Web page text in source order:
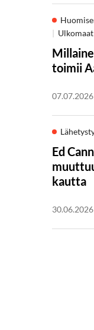
Ulkomaat
toimii
07.07.2026
Ed
kautta
30.06.2026